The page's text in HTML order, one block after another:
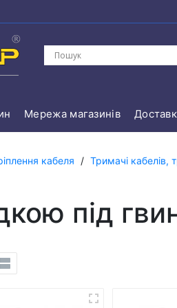
Мережа магазинів
кабеля / Тримачі кабелів,
під